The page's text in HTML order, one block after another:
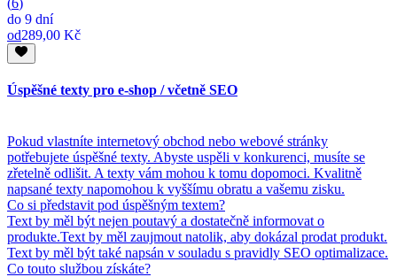
(6)
do 9 dní
od289,00 Kč
Úspěšné texty pro e-shop / včetně SEO
Pokud vlastníte internetový obchod nebo webové stránky
potřebujete úspěšné texty. Abyste uspěli v konkurenci, musíte se
zřetelně odlišit. A texty vám mohou k tomu dopomoci. Kvalitně
napsané texty napomohou k vyššímu obratu a vašemu zisku.
Co si představit pod úspěšným textem?
Text by měl být nejen poutavý a dostatečně informovat o
produkte.Text by měl zaujmout natolik, aby dokázal prodat produkt.
Text by měl být také napsán v souladu s pravidly SEO optimalizace.
Co touto službou získáte?